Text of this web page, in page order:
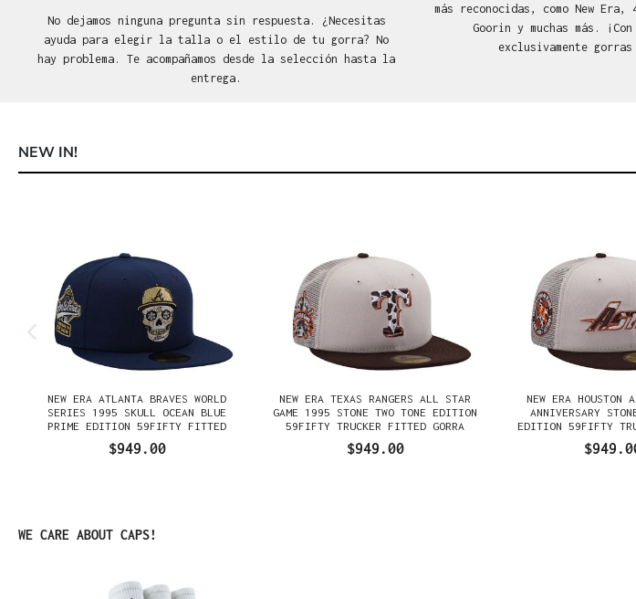
No dejamos ninguna pregunta sin respuesta. ¿Necesitas
ayuda para elegir la talla o el estilo de tu gorra? No
hay problema. Te acompañamos desde la selección hasta la
entrega.
más reconocidas, como New
Goorin y muchas más.
exclusivamente gorras
NEW IN!
NEW ERA ATLANTA BRAVES WORLD
SERIES 1995 SKULL OCEAN BLUE
PRIME EDITION 59FIFTY FITTED
$949.00
NEW ERA TEXAS RANGERS ALL STAR
GAME 1995 STONE TWO TONE EDITION
59FIFTY TRUCKER FITTED GORRA
$949.00
NEW ERA HOUSTON
ANNIVERSARY
EDITION 59FIFTY
Omitir la galería de productos
WE CARE ABOUT CAPS!